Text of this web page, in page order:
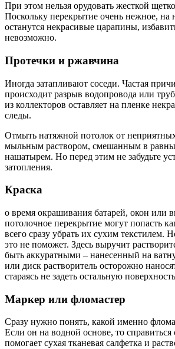
При этом нельзя орудовать жесткой
Поскольку перекрытие очень нежное, на
останутся некрасивые царапины,
невозможно.
Протечки и ржавчина
Иногда затапливают соседи. Частая
происходит разрыв водопровода или
из коллекторов оставляет на пленке
следы.
Отмыть натяжной потолок от
мыльным раствором, смешанным в
нашатырем. Но перед этим не забудьте
затопления.
Краска
о время окрашивания батарей, окон или
потолочное перекрытие могут попасть
всего сразу убрать их сухим текстилем.
это не поможет. Здесь выручит
быть аккуратными – нанесенный на
или диск растворитель осторожно
стараясь не задеть остальную
Маркер или фломастер
Сразу нужно понять, какой именно
Если он на водной основе, то справиться
помогает сухая тканевая салфетка и